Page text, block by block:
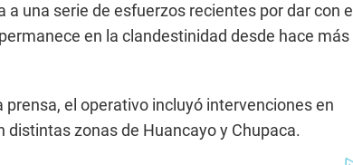
una serie de esfuerzos recientes por dar con el
en la clandestinidad desde hace más
prensa, el operativo incluyó intervenciones en
distintas zonas de Huancayo y Chupaca.